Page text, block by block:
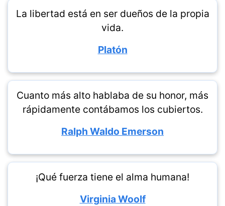
La libertad está en ser dueños de la propia
vida.
Platón
Cuanto más alto hablaba de su honor, más
rápidamente contábamos los cubiertos.
Ralph Waldo Emerson
¡Qué fuerza tiene el alma humana!
Virginia Woolf